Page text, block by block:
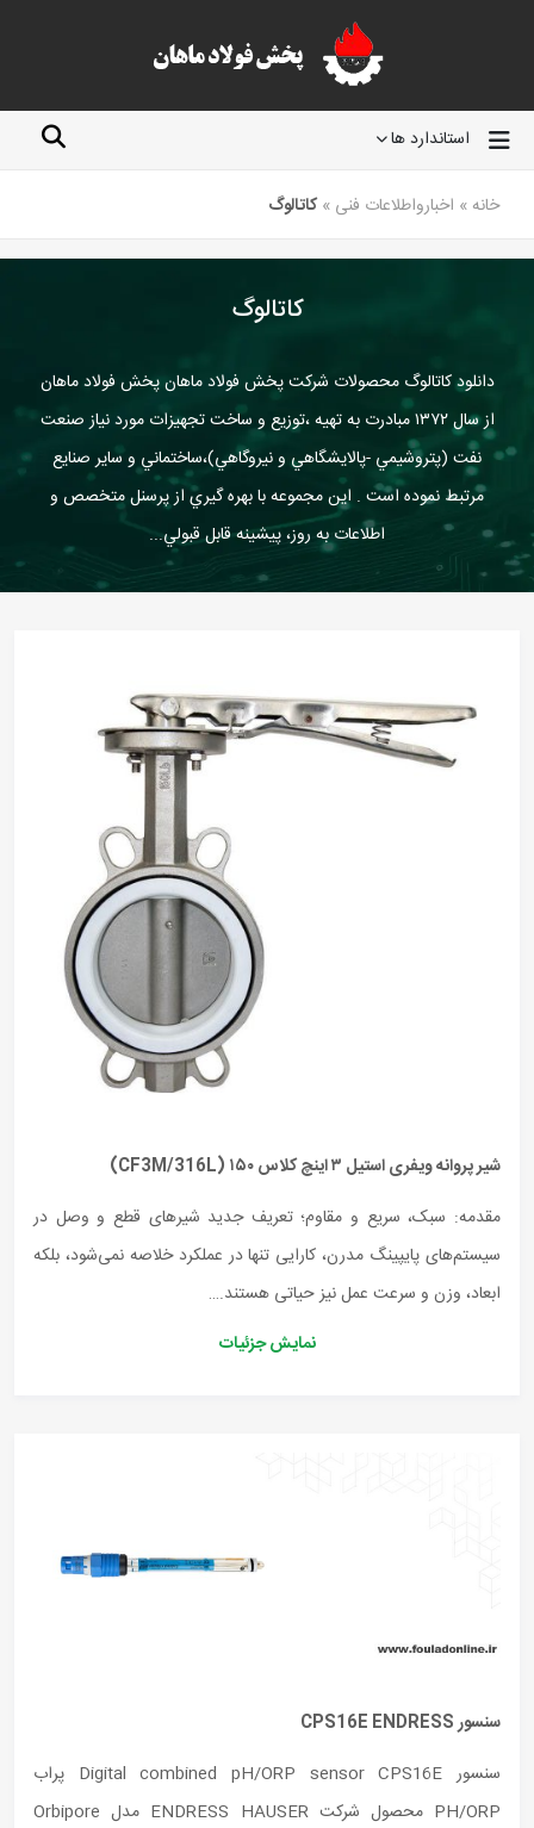
استاندارد ها
خانه » اخبارواطلاعات فنی »کاتالوگ
کاتالوگ
دانلود کاتالوگ محصولات شرکت پخش فولاد ماهان پخش فولاد ماهان
از سال ۱۳۷۲ مبادرت به تهيه ،توزيع و ساخت تجهيزات مورد نياز صنعت
نفت (پتروشيمي -پالايشگاهي و نيروگاهي)،ساختماني و ساير صنايع
مرتبط نموده است . اين مجموعه با بهره گيري از پرسنل متخصص و
اطلاعات به روز، پيشينه قابل قبولي...
شیر پروانه ویفری استیل ۳ اینچ کلاس ۱۵۰ (CF3M/316L)
مقدمه: سبک، سریع و مقاوم؛ تعریف جدید شیرهای قطع و وصل در
سیستم‌های پایپینگ مدرن، کارایی تنها در عملکرد خلاصه نمی‌شود، بلکه
ابعاد، وزن و سرعت عمل نیز حیاتی هستند.…
نمایش جزئیات
سنسور CPS16E ENDRESS
سنسور Digital combined pH/ORP sensor CPS16E پراب
PH/ORP محصول شرکت ENDRESS HAUSER مدل Orbipore